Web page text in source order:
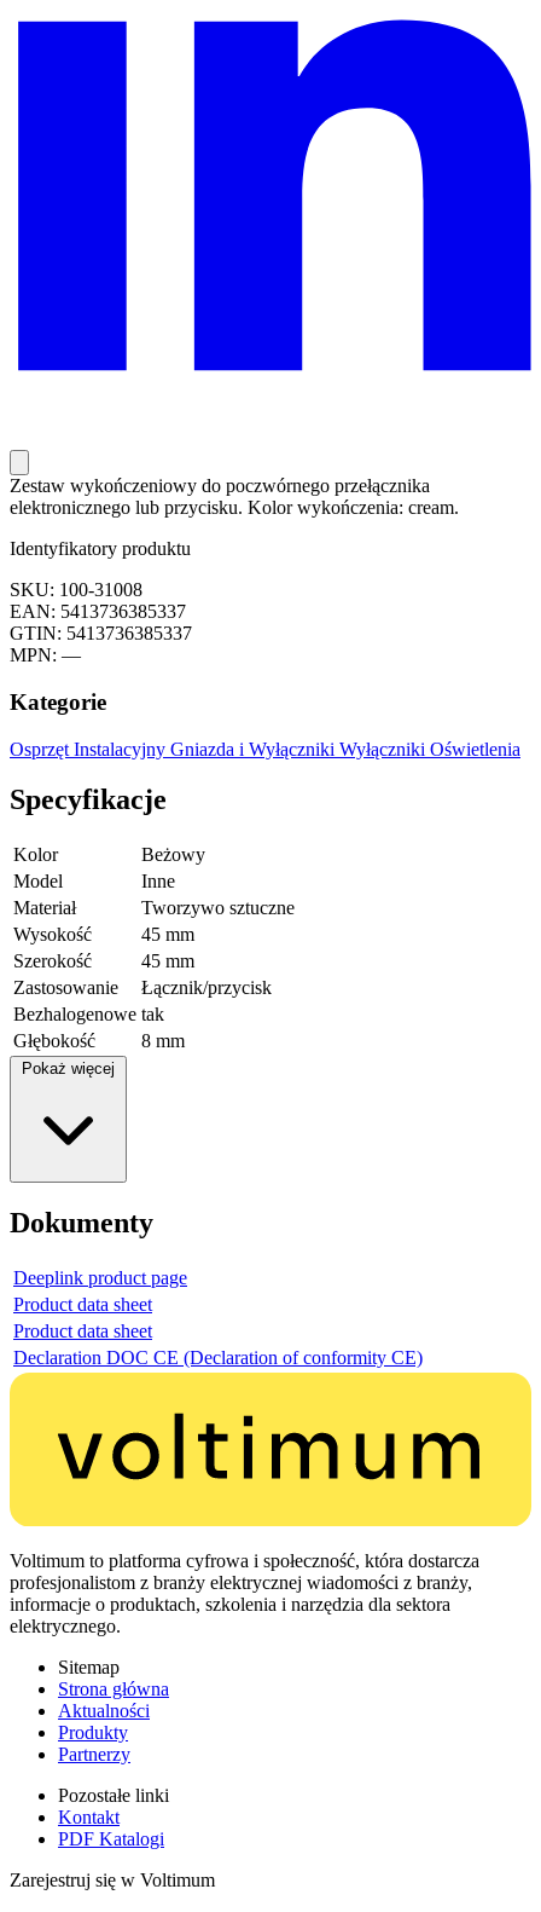
Zestaw wykończeniowy do poczwórnego przełącznika
elektronicznego lub przycisku. Kolor wykończenia: cream.
Identyfikatory produktu
SKU: 100-31008
EAN: 5413736385337
GTIN: 5413736385337
MPN: —
Kategorie
Osprzęt Instalacyjny Gniazda i Wyłączniki Wyłączniki Oświetlenia
Specyfikacje
Kolor
Beżowy
Model
Inne
Materiał
Tworzywo sztuczne
Wysokość
45 mm
Szerokość
45 mm
Zastosowanie
Łącznik/przycisk
Bezhalogenowe tak
Głębokość
8 mm
Pokaż więcej
Dokumenty
Deeplink product page
Product data sheet
Product data sheet
Declaration DOC CE (Declaration of conformity CE)
Voltimum to platforma cyfrowa i społeczność, która dostarcza
profesjonalistom z branży elektrycznej wiadomości z branży,
informacje o produktach, szkolenia i narzędzia dla sektora
elektrycznego.
Sitemap
Strona główna
Aktualności
Produkty
Partnerzy
Pozostałe linki
Kontakt
PDF Katalogi
Zarejestruj się w Voltimum